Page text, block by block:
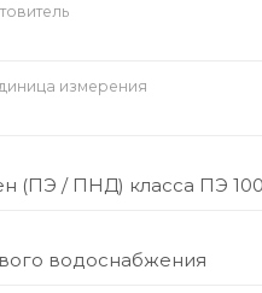
измерения
(ПЭ / ПНД) класса ПЭ
водоснабжения